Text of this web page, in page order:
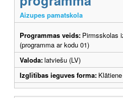
Aizupes pamatskola
Programmas veids: Pirmsskolas
(programma ar kodu 01)
Valoda:latviešu (LV)
Izglītības ieguves forma: Klātiene